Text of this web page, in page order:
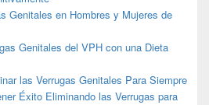
Genitales en Hombres y Mujeres de
Genitales del VPH con una Dieta
las Verrugas Genitales Para Siempre
Éxito Eliminando las Verrugas para